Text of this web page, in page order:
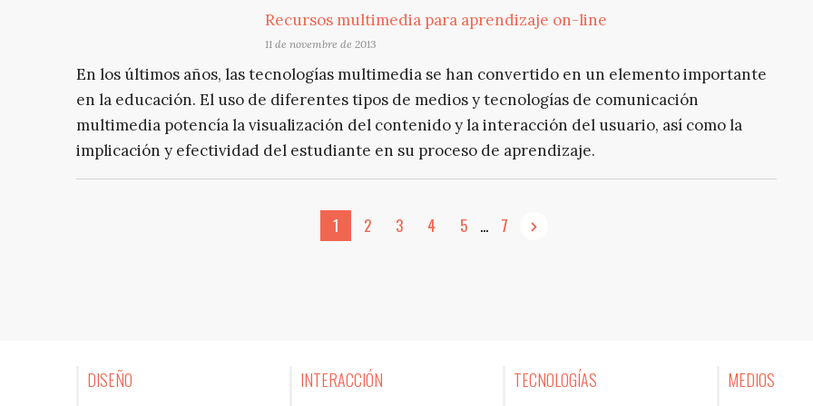
Recursos multimedia para aprendizaje on-line
11 de novembre de 2013
En los últimos años, las tecnologías multimedia se han convertido en un elemento importante
en la educación. El uso de diferentes tipos de medios y tecnologías de comunicación
multimedia potencía la visualización del contenido y la interacción del usuario, así como la
implicación y efectividad del estudiante en su proceso de aprendizaje.
1 2 3 4 5 ... 7
DISEÑO INTERACCIÓN TECNOLOGÍAS MEDIOS